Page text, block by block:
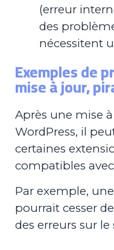
(erreur
des
nécessitent
Exemples de
mise à jour,
Après une mise
WordPress, il
certaines
compatibles
Par exemple,
pourrait cesser
des erreurs sur le